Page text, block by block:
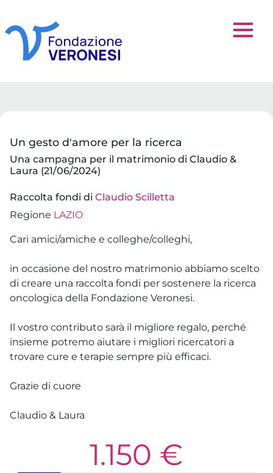
Un gesto d'amore per la ricerca
Una campagna per il matrimonio di Claudio &
Laura (21/06/2024)
Raccolta fondi di Claudio Scilletta
Regione LAZIO
Cari amici/amiche e colleghe/colleghi,
in occasione del nostro matrimonio abbiamo scelto
di creare una raccolta fondi per sostenere la ricerca
oncologica della Fondazione Veronesi.
Il vostro contributo sarà il migliore regalo, perché
insieme potremo aiutare i migliori ricercatori a
trovare cure e terapie sempre più efficaci.
Grazie di cuore
Claudio & Laura
1.150 €